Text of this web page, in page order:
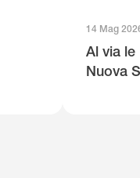
14 Mag
Al via le
Nuova